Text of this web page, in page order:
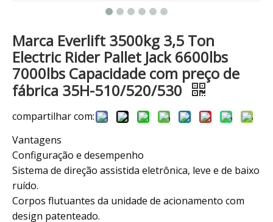
Marca Everlift 3500kg 3,5 Ton
Electric Rider Pallet Jack 6600lbs
7000lbs Capacidade com preço de
fábrica 35H-510/520/530
compartilhar com:
Vantagens
Configuração e desempenho
Sistema de direção assistida eletrônica, leve e de baixo
ruído.
Corpos flutuantes da unidade de acionamento com
design patenteado.